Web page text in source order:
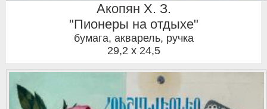
Акопян Х. З.
"Пионеры на отдыхе"
бумага, акварель, ручка
29,2 x 24,5